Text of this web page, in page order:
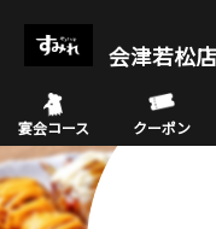
会津若松店
宴会コース クーポン